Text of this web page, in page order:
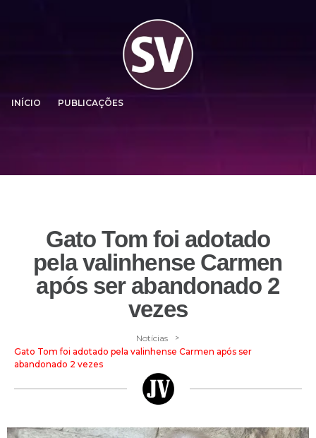
INÍCIO PUBLICAÇÕES
Gato Tom foi adotado
pela valinhense Carmen
após ser abandonado 2
vezes
Notícias >
Gato Tom foi adotado pela valinhense Carmen após ser
abandonado 2 vezes